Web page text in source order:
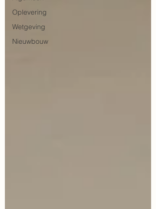
Oplevering
Wetgeving
Nieuwbouw